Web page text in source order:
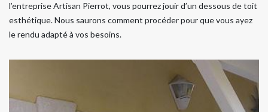
l’entreprise Artisan Pierrot, vous pourrez jouir d’un dessous de toit
esthétique. Nous saurons comment procéder pour que vous ayez
le rendu adapté à vos besoins.